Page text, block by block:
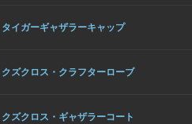
タイガーギャザラーキャップ
クズクロス・クラフターローブ
クズクロス・ギャザラーコート